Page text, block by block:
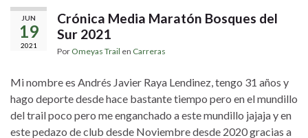
JUN
19
2021
Crónica Media Maratón Bosques del
Sur 2021
Por Omeyas Trail en Carreras
Mi nombre es Andrés Javier Raya Lendinez, tengo 31 años y
hago deporte desde hace bastante tiempo pero en el mundillo
del trail poco pero me enganchado a este mundillo jajaja y en
este pedazo de club desde Noviembre desde 2020 gracias a